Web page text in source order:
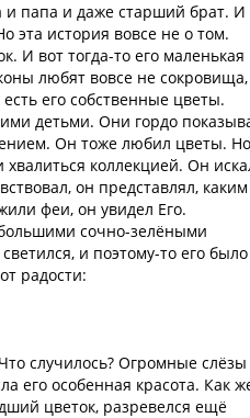
и папа и даже старший брат. И
эта история вовсе не о том.
И вот тогда-то его маленькая
любят вовсе не сокровища,
его собственные цветы.
детьми. Они гордо
Он тоже любил цветы.
коллекцией. Он
он представлял, каким
феи, он увидел Его.
сочно-зелёными
и поэтому-то его было
радости:
случилось? Огромные слёзы
его особенная красота. Как
цветок, разревелся ещё